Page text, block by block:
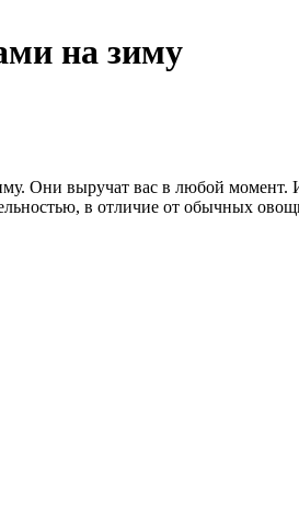
на зиму
Они выручат вас в любой
в отличие от обычных